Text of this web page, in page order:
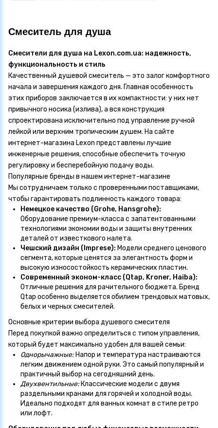
Смеситель для душа
Смесители для душа на Lexon.com.ua: надежность,
функциональность и стиль
Качественный душевой смеситель — это залог комфортного
начала и завершения каждого дня. Главная особенность
этих приборов заключается в их компактности: у них нет
привычного носика (излива), а вся конструкция
спроектирована исключительно под управление ручной
лейкой или верхним тропическим душем. На сайте
интернет-магазина Lexon представлены лучшие
инженерные решения, способные обеспечить точную
регулировку и бесперебойную подачу воды.
Популярные бренды в нашем интернет-магазине
Мы сотрудничаем только с проверенными поставщиками,
чтобы гарантировать подлинность каждого товара:
Немецкое качество (Grohe, Hansgrohe):
Оборудование премиум-класса с запатентованными
технологиями экономии воды и защиты внутренних
деталей от известкового налета.
Чешский дизайн (Imprese): Модели среднего ценового
сегмента, которые ценятся за элегантность форм и
высокую износостойкость керамических пластин.
Современный эконом-класс (Qtap, Kroner, Haiba):
Отличные решения для рачительного бюджета. Бренд
Qtap особенно выделяется обилием трендовых матовых,
белых и черных смесителей.
Основные критерии выбора душевого смесителя
Перед покупкой важно определиться с типом управления,
который будет максимально удобен для вашей семьи:
Однорычажные: Напор и температура настраиваются
легким движением одной руки. Это самый популярный и
практичный выбор на сегодняшний день.
Двухвентильные: Классические модели с двумя
раздельными кранами для горячей и холодной воды.
Идеально подходят для ванных комнат в стиле ретро
или лофт.